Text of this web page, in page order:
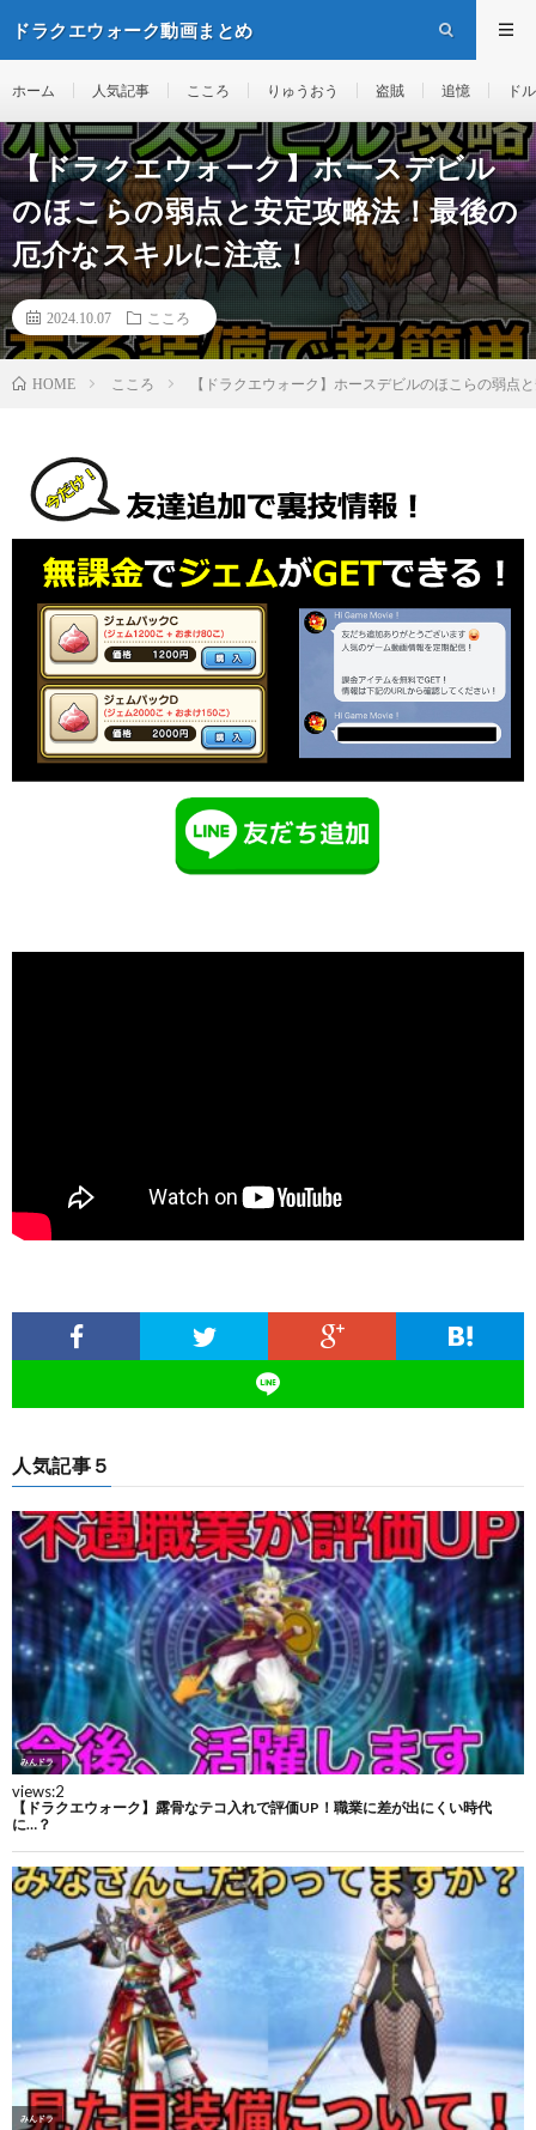
ドラクエウォーク動画まとめ
ホーム 人気記事 こころ りゅうおう 盗賊 追憶 ド
【ドラクエウォーク】ホースデビル
のほこらの弱点と安定攻略法！最後の
厄介なスキルに注意！
2024.10.07 こころ
HOME こころ 【ドラクエウォーク】ホースデビルのほこらの弱点
人気記事５